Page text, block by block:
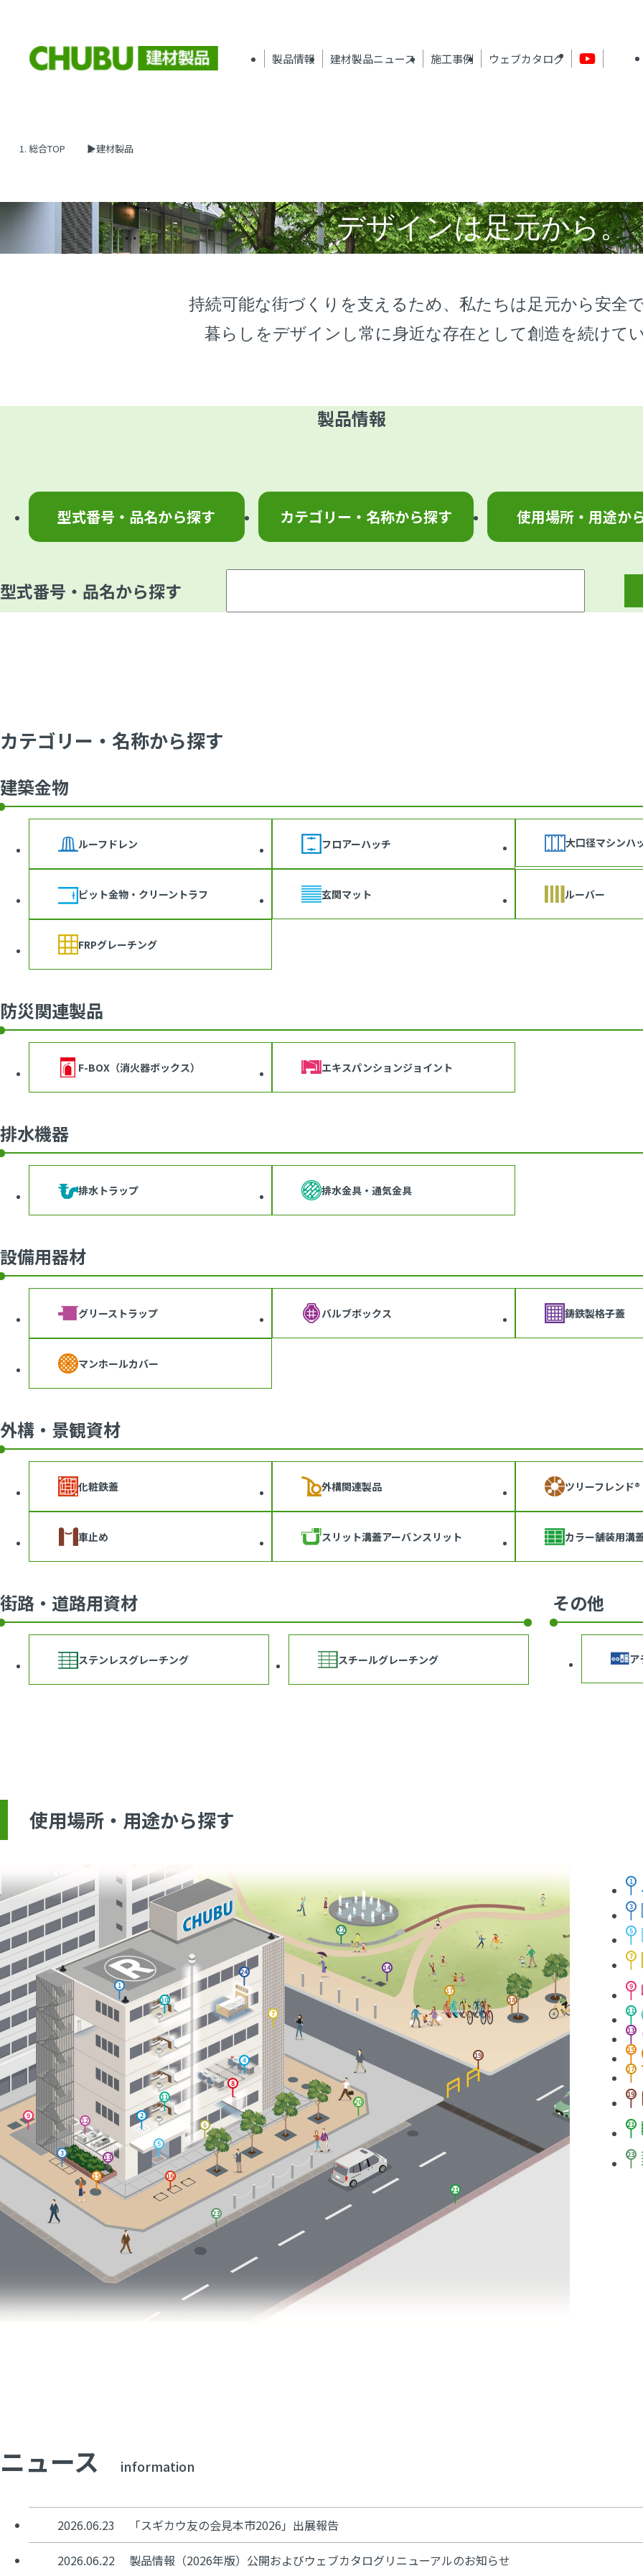
製品情報 建材製品ニュース 施工事例 ウェブカタログ
総合TOP 建材製品
デザインは足元から。
持続可能な街づくりを支えるため、私たちは足元から安全
暮らしをデザインし常に身近な存在として創造を続けて
製品情報
型式番号・品名から探す カテゴリー・名称から探す 使用場所・用途か
型式番号・品名から探す
カテゴリー・名称から探す
建築金物
ルーフドレン フロアーハッチ 大口径マシンハ
ピット金物・クリーントラフ 玄関マット ルーバー
FRPグレーチング
防災関連製品
F-BOX（消火器ボックス） エキスパンションジョイント
排水機器
排水トラップ 排水金具・通気金具
設備用器材
グリーストラップ バルブボックス 鋳鉄製格子蓋
マンホールカバー
外構・景観資材
化粧鉄蓋 外構関連製品 ツリーフレンド®
車止め スリット溝蓋アーバンスリット カラー舗装用溝
街路・道路用資材
ステンレスグレーチング スチールグレーチング
その他
ア
使用場所・用途から探す
ニュース information
2026.06.23 「スギカウ友の会見本市2026」出展報告
2026.06.22 製品情報（2026年版）公開およびウェブカタログリニューアルのお知らせ